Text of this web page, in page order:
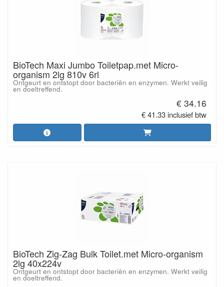
BioTech Maxi Jumbo Toiletpap.met Micro-
organism 2lg 810v 6rl
Ontgeurt en ontstopt door bacteriën en enzymen. Werkt veilig
en doeltreffend.
€ 34.16
€ 41.33 inclusief btw
BioTech Zig-Zag Bulk Toilet.met Micro-organism
2lg 40x224v
Ontgeurt en ontstopt door bacteriën en enzymen. Werkt veilig
en doeltreffend.